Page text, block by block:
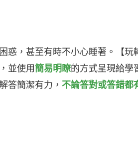
，甚至有時不小心睡著。【玩
並使用簡易明瞭的方式呈現給學
答簡潔有力， 不論答對或答錯都